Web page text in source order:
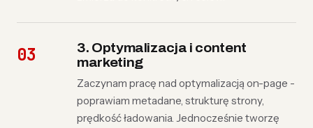
3. Optymalizacja i content
marketing
Zaczynam pracę nad optymalizacją on-page -
poprawiam metadane, strukturę strony,
prędkość ładowania. Jednocześnie tworzę